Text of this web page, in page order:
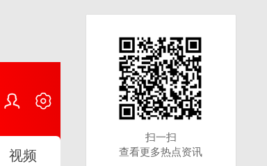
视频
扫一扫
查看更多热点资讯
扫一扫
查看更多热点资讯